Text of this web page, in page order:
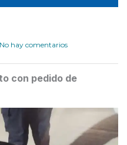
No hay comentarios
con pedido de